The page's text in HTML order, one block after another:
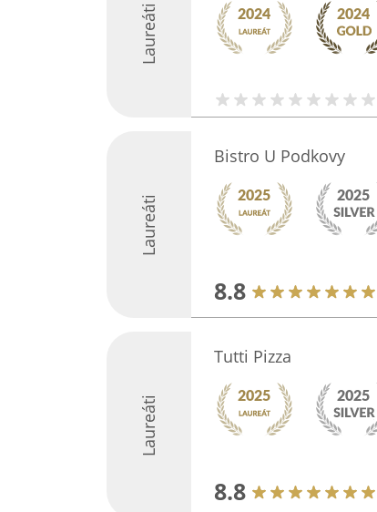
Laureáti
Laureáti
Bistro U Podkovy
8.8
Laureáti
Tutti Pizza
8.8